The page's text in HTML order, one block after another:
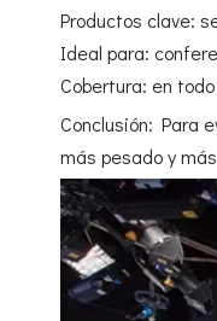
Productos clave:
Ideal para:
Cobertura: en
Conclusión: Para
más pesado y